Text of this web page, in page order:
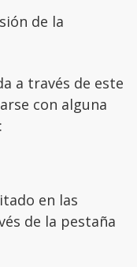
de la
a través de este
con alguna
en las
de la pestaña